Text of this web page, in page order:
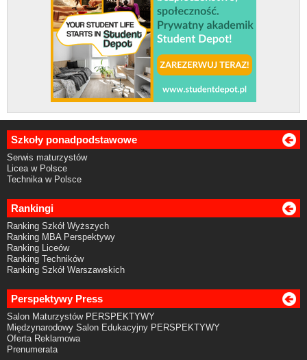
Szkoły ponadpodstawowe
Serwis maturzystów
Licea w Polsce
Technika w Polsce
Rankingi
Ranking Szkół Wyższych
Ranking MBA Perspektywy
Ranking Liceów
Ranking Techników
Ranking Szkół Warszawskich
Perspektywy Press
Salon Maturzystów PERSPEKTYWY
Międzynarodowy Salon Edukacyjny PERSPEKTYWY
Oferta Reklamowa
Prenumerata